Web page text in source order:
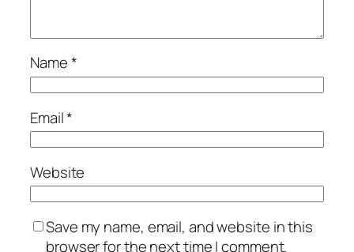
Name*
Email*
Website
Save my name, email, and website in this
browser for the next time I comment.